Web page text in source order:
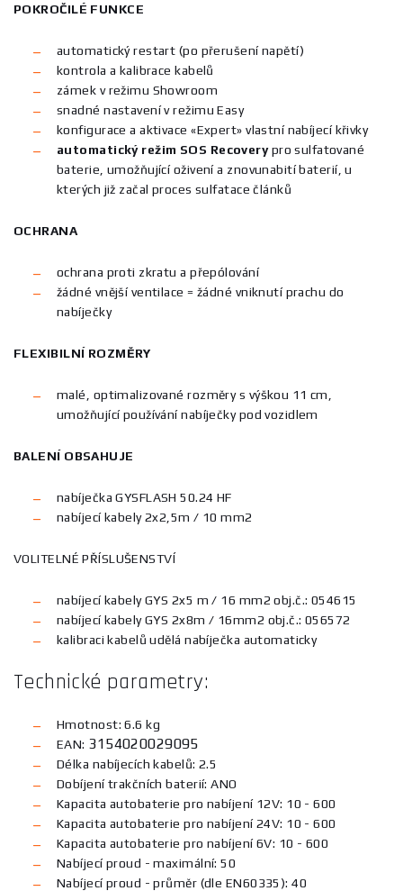
POKROČILÉ FUNKCE
automatický restart (po přerušení napětí)
kontrola a kalibrace kabelů
zámek v režimu Showroom
snadné nastavení v režimu Easy
konfigurace a aktivace «Expert» vlastní nabíjecí křivky
automatický režim SOS Recoverypro sulfatované
baterie, umožňující oživení a znovunabití baterií, u
kterých již začal proces sulfatace článků
OCHRANA
ochrana proti zkratu a přepólování
žádné vnější ventilace = žádné vniknutí prachu do
nabíječky
FLEXIBILNÍ ROZMĚRY
malé, optimalizované rozměry s výškou 11 cm,
umožňující používání nabíječky pod vozidlem
BALENÍ OBSAHUJE
nabíječka GYSFLASH 50.24 HF
nabíjecí kabely 2x2,5m / 10 mm2
VOLITELNÉ PŘÍSLUŠENSTVÍ
nabíjecí kabely GYS 2x5 m / 16 mm2 obj.č.: 054615
nabíjecí kabely GYS 2x8m / 16mm2 obj.č.: 056572
kalibraci kabelů udělá nabíječka automaticky
Technické parametry:
Hmotnost: 6.6 kg
EAN: 3154020029095
Délka nabíjecích kabelů: 2.5
Dobíjení trakčních baterií: ANO
Kapacita autobaterie pro nabíjení 12V: 10 - 600
Kapacita autobaterie pro nabíjení 24V: 10 - 600
Kapacita autobaterie pro nabíjení 6V: 10 - 600
Nabíjecí proud - maximální: 50
Nabíjecí proud - průměr (dle EN60335): 40